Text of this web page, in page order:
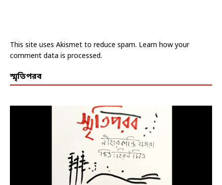
This site uses Akismet to reduce spam. Learn how your
comment data is processed.
স্মৃতিপরব